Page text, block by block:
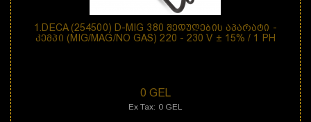
1.DECA (254500) D-MIG 380 ᲨᲔᲓᲣᲦᲔᲑᲘᲡ ᲐᲞᲐᲠᲐᲢᲘ -
ᲙᲔᲛᲞᲘ (MIG/MAG/NO GAS) 220 - 230 V ± 15% / 1 PH
0 GEL
Ex Tax: 0 GEL